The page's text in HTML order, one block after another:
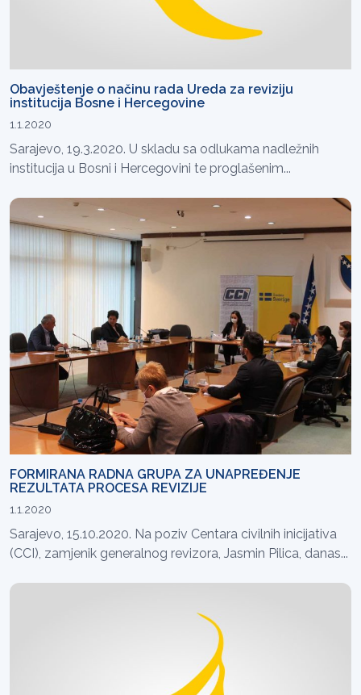
Obavještenje o načinu rada Ureda za reviziju
institucija Bosne i Hercegovine
1.1.2020
Sarajevo, 19.3.2020. U skladu sa odlukama nadležnih
institucija u Bosni i Hercegovini te proglašenim...
FORMIRANA RADNA GRUPA ZA UNAPREĐENJE
REZULTATA PROCESA REVIZIJE
1.1.2020
Sarajevo, 15.10.2020. Na poziv Centara civilnih inicijativa
(CCI), zamjenik generalnog revizora, Jasmin Pilica, danas...